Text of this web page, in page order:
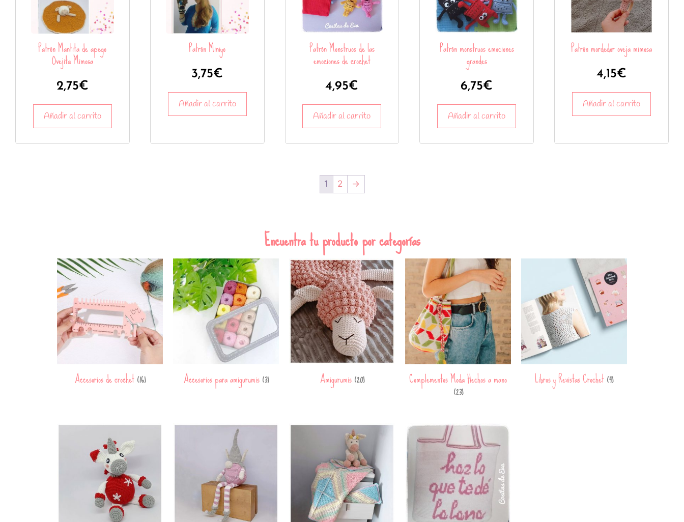
Patrón Mantita de apego
Ovejita Mimosa
2,75€
Añadir al carrito
Patrón Miniyo
3,75€
Añadir al carrito
Patrón Monstruos de las
emociones de crochet
4,95€
Añadir al carrito
Patrón monstruos emociones
grandes
6,75€
Añadir al carrito
Patrón mordedor oveja mimosa
4,15€
Añadir al carrito
1 2 →
Encuentra tu producto por categorías
Accesorios de crochet(16) Accesorios para amigurumis(3) Amigurumis(20) Complementos Moda Hechos a mano
(23)
Libros y Revistas Crochet(4)